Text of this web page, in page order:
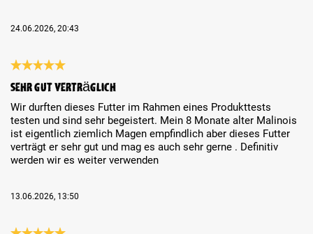
24.06.2026, 20:43
Sehr gut verträglich
Wir durften dieses Futter im Rahmen eines Produkttests
testen und sind sehr begeistert. Mein 8 Monate alter Malinois
ist eigentlich ziemlich Magen empfindlich aber dieses Futter
verträgt er sehr gut und mag es auch sehr gerne . Definitiv
werden wir es weiter verwenden
13.06.2026, 13:50